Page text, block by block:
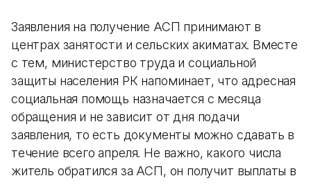
Заявления на получение АСП принимают в
центрах занятости и сельских акиматах. Вместе
с тем, министерство труда и социальной
защиты населения РК напоминает, что адресная
социальная помощь назначается с месяца
обращения и не зависит от дня подачи
заявления, то есть документы можно сдавать в
течение всего апреля. Не важно, какого числа
житель обратился за АСП, он получит выплаты в